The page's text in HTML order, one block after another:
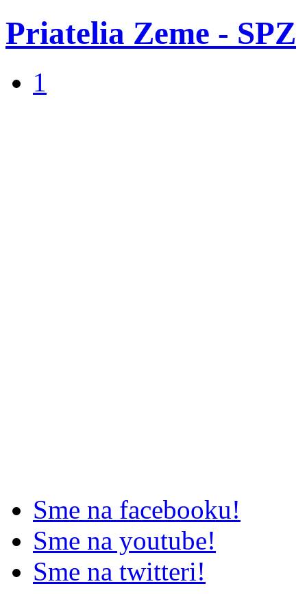
Priatelia Zeme - SPZ
1
Sme na facebooku!
Sme na youtube!
Sme na twitteri!